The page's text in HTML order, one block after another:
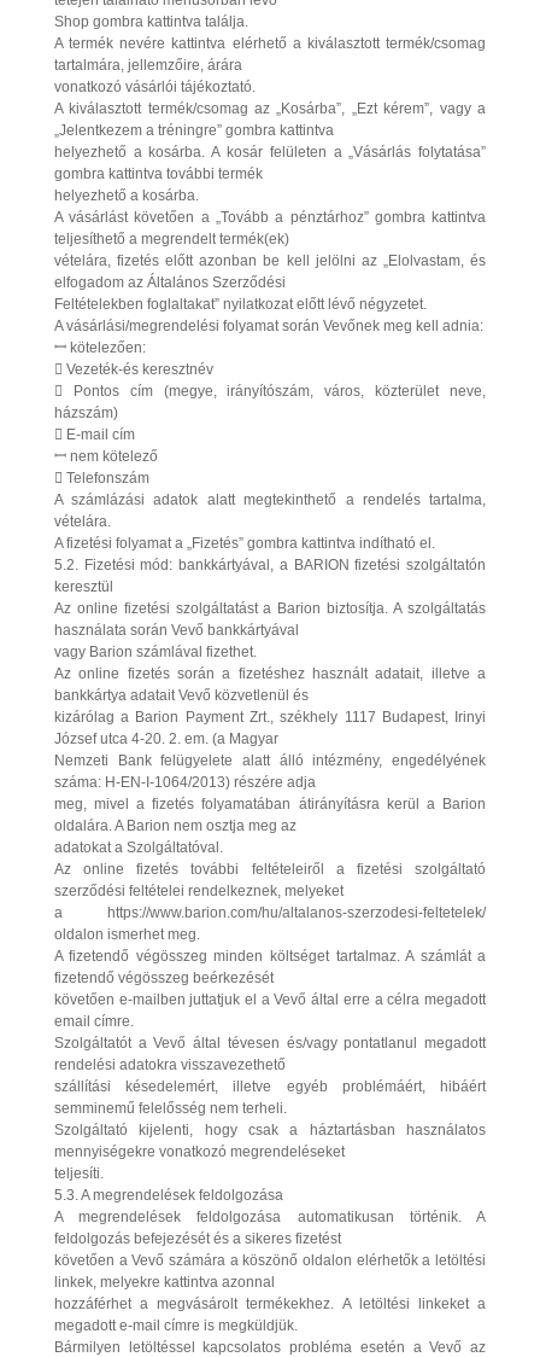
Shop gombra kattintva találja.
A termék nevére kattintva elérhető a kiválasztott termék/csomag
tartalmára, jellemzőire, árára
vonatkozó vásárlói tájékoztató.
A kiválasztott termék/csomag az „Kosárba”, „Ezt kérem”, vagy a
„Jelentkezem a tréningre” gombra kattintva
helyezhető a kosárba. A kosár felületen a „Vásárlás folytatása”
gombra kattintva további termék
helyezhető a kosárba.
A vásárlást követően a „Tovább a pénztárhoz” gombra kattintva
teljesíthető a megrendelt termék(ek)
vételára, fizetés előtt azonban be kell jelölni az „Elolvastam, és
elfogadom az Általános Szerződési
Feltételekben foglaltakat” nyilatkozat előtt lévő négyzetet.
A vásárlási/megrendelési folyamat során Vevőnek meg kell adnia:
ꟷ kötelezően:
 Vezeték-és keresztnév
 Pontos cím (megye, irányítószám, város, közterület neve,
házszám)
 E-mail cím
ꟷ nem kötelező
 Telefonszám
A számlázási adatok alatt megtekinthető a rendelés tartalma,
vételára.
A fizetési folyamat a „Fizetés” gombra kattintva indítható el.
5.2. Fizetési mód: bankkártyával, a BARION fizetési szolgáltatón
keresztül
Az online fizetési szolgáltatást a Barion biztosítja. A szolgáltatás
használata során Vevő bankkártyával
vagy Barion számlával fizethet.
Az online fizetés során a fizetéshez használt adatait, illetve a
bankkártya adatait Vevő közvetlenül és
kizárólag a Barion Payment Zrt., székhely 1117 Budapest, Irinyi
József utca 4-20. 2. em. (a Magyar
Nemzeti Bank felügyelete alatt álló intézmény, engedélyének
száma: H-EN-I-1064/2013) részére adja
meg, mivel a fizetés folyamatában átirányításra kerül a Barion
oldalára. A Barion nem osztja meg az
adatokat a Szolgáltatóval.
Az online fizetés további feltételeiről a fizetési szolgáltató
szerződési feltételei rendelkeznek, melyeket
a https://www.barion.com/hu/altalanos-szerzodesi-feltetelek/
oldalon ismerhet meg.
A fizetendő végösszeg minden költséget tartalmaz. A számlát a
fizetendő végösszeg beérkezését
követően e-mailben juttatjuk el a Vevő által erre a célra megadott
email címre.
Szolgáltatót a Vevő által tévesen és/vagy pontatlanul megadott
rendelési adatokra visszavezethető
szállítási késedelemért, illetve egyéb problémáért, hibáért
semminemű felelősség nem terheli.
Szolgáltató kijelenti, hogy csak a háztartásban használatos
mennyiségekre vonatkozó megrendeléseket
teljesíti.
5.3. A megrendelések feldolgozása
A megrendelések feldolgozása automatikusan történik. A
feldolgozás befejezését és a sikeres fizetést
követően a Vevő számára a köszönő oldalon elérhetők a letöltési
linkek, melyekre kattintva azonnal
hozzáférhet a megvásárolt termékekhez. A letöltési linkeket a
megadott e-mail címre is megküldjük.
Bármilyen letöltéssel kapcsolatos probléma esetén a Vevő az